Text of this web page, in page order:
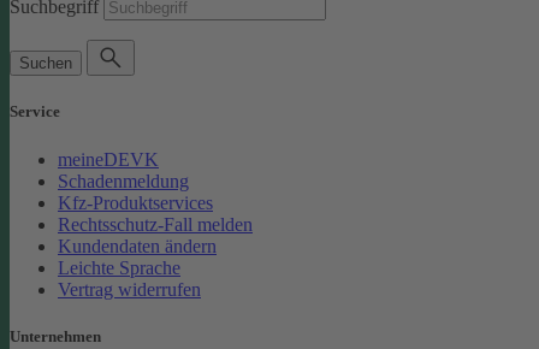
Suchbegriff
Suchen
Service
meineDEVK
Schadenmeldung
Kfz-Produktservices
Rechtsschutz-Fall melden
Kundendaten ändern
Leichte Sprache
Vertrag widerrufen
Unternehmen